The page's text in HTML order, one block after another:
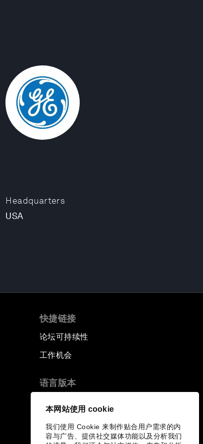
本网站使用 cookie
我们使用 Cookie 来制作贴合用户需求的内
容与广告、提供社交媒体功能以及分析我们
Headquarters
USA
快捷链接
论坛可持续性
工作机会
语言版本